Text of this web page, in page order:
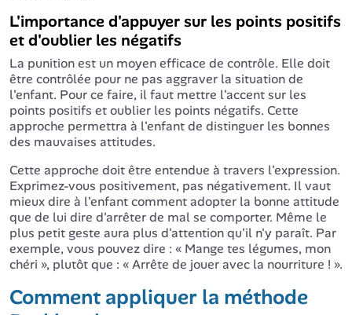
L'importance d'appuyer sur les points positifs
et d'oublier les négatifs
La punition est un moyen efficace de contrôle. Elle doit
être contrôlée pour ne pas aggraver la situation de
l'enfant. Pour ce faire, il faut mettre l'accent sur les
points positifs et oublier les points négatifs. Cette
approche permettra à l'enfant de distinguer les bonnes
des mauvaises attitudes.
Cette approche doit être entendue à travers l'expression.
Exprimez-vous positivement, pas négativement. Il vaut
mieux dire à l'enfant comment adopter la bonne attitude
que de lui dire d'arrêter de mal se comporter. Même le
plus petit geste aura plus d'attention qu'il n'y paraît. Par
exemple, vous pouvez dire : « Mange tes légumes, mon
chéri », plutôt que : « Arrête de jouer avec la nourriture ! ».
Comment appliquer la méthode